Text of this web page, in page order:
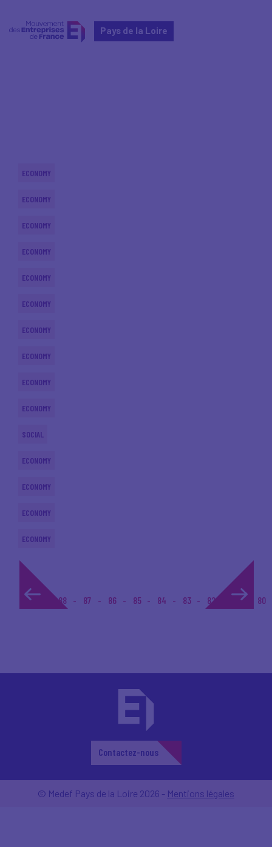
Pays de la Loire
ECONOMY
ECONOMY
ECONOMY
ECONOMY
ECONOMY
ECONOMY
ECONOMY
ECONOMY
ECONOMY
ECONOMY
SOCIAL
ECONOMY
ECONOMY
ECONOMY
ECONOMY
1... 88 87 86 85 84 83 82 80
Contactez-nous
© Medef Pays de la Loire 2026 - Mentions légales